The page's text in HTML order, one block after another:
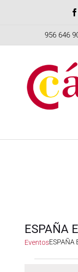
956 646
ESPAÑA
EventosESPAÑA